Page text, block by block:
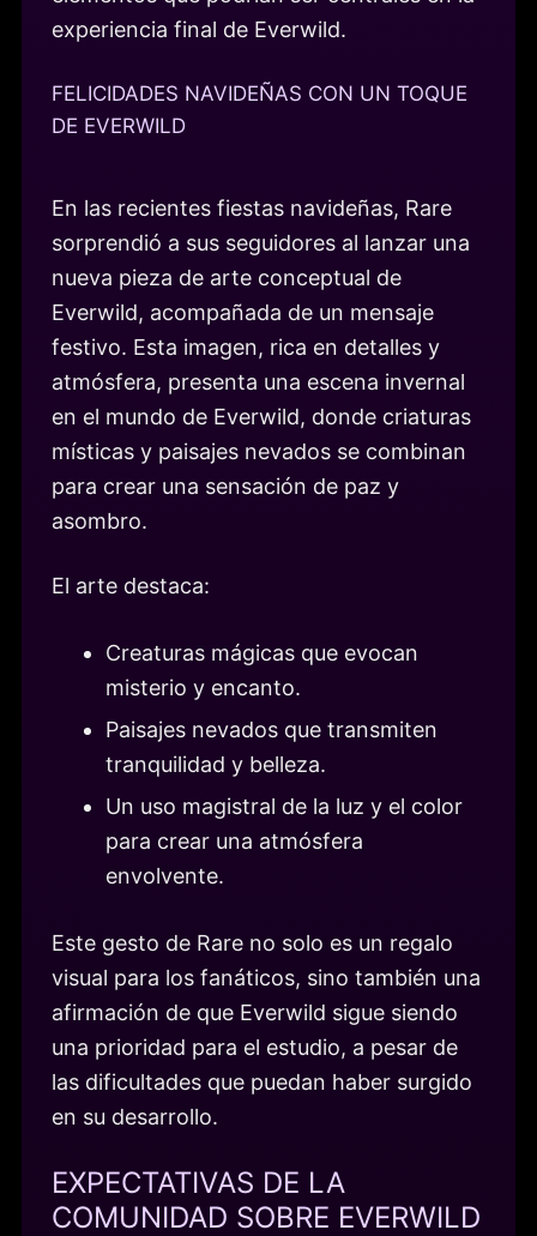
experiencia final de Everwild.
FELICIDADES NAVIDEÑAS CON UN TOQUE
DE EVERWILD
En las recientes fiestas navideñas, Rare
sorprendió a sus seguidores al lanzar una
nueva pieza de arte conceptual de
Everwild, acompañada de un mensaje
festivo. Esta imagen, rica en detalles y
atmósfera, presenta una escena invernal
en el mundo de Everwild, donde criaturas
místicas y paisajes nevados se combinan
para crear una sensación de paz y
asombro.
El arte destaca:
Creaturas mágicas que evocan
misterio y encanto.
Paisajes nevados que transmiten
tranquilidad y belleza.
Un uso magistral de la luz y el color
para crear una atmósfera
envolvente.
Este gesto de Rare no solo es un regalo
visual para los fanáticos, sino también una
afirmación de que Everwild sigue siendo
una prioridad para el estudio, a pesar de
las dificultades que puedan haber surgido
en su desarrollo.
EXPECTATIVAS DE LA
COMUNIDAD SOBRE EVERWILD